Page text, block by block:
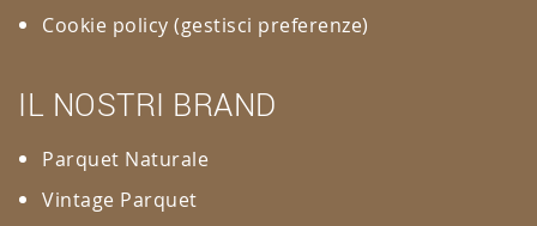
Cookie policy (gestisci preferenze)
IL NOSTRI BRAND
Parquet Naturale
Vintage Parquet